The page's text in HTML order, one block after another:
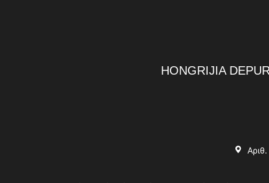
HONGRIJIA